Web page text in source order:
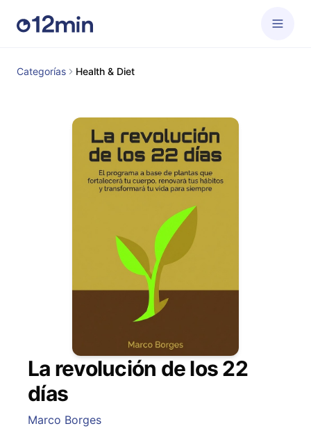
Categorías Health & Diet
La revolución de los 22
días
Marco Borges